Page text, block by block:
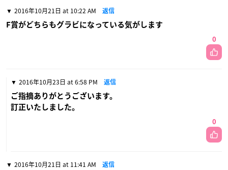
2016年10月21日 at 10:22 AM 返信
F賞がどちらもグラビになっている気がします
0
2016年10月23日 at 6:58 PM 返信
ご指摘ありがとうございます。
訂正いたしました。
0
2016年10月21日 at 11:41 AM 返信